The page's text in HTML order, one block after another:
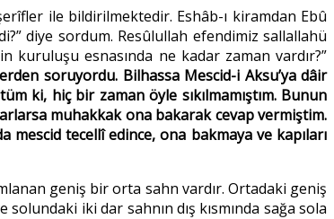
ile bildirilmektedir. Eshâb-ı kiramdan Ebû
diye sordum. Resûlullah efendimiz sallallahü
kuruluşu esnasında ne kadar zaman vardır?”
soruyordu. Bilhassa Mescid-i Aksu’ya dâir
ki, hiç bir zaman öyle sıkılmamıştım. Bunun
muhakkak ona bakarak cevap vermiştim.
mescid tecellî edince, ona bakmaya ve kapıları
geniş bir orta sahn vardır. Ortadaki geniş
iki dar sahnın dış kısmında sağa sola